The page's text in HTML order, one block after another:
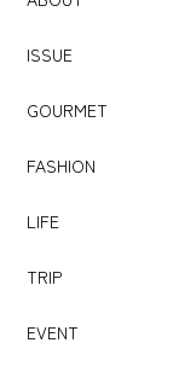
ISSUE
GOURMET
FASHION
LIFE
TRIP
EVENT